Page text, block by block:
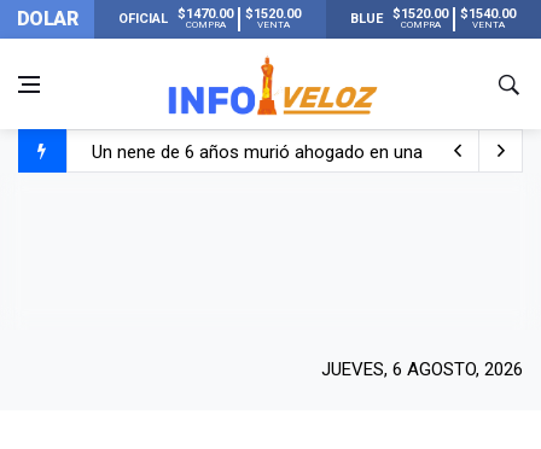
DOLAR OFICIAL $1470.00
COMPRA
$1520.00
VENTA BLUE $1520.00
COMPRA
$1540.00
VENTA
Un nene de 6 años murió ahogado en una pileta de
El papa León XIV visitará Argentina en noviembre:
JUEVES, 6 AGOSTO, 2026